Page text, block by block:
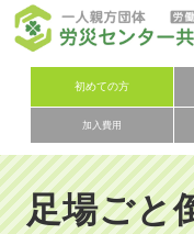
初めての方
加入費用
労災
足場ごと